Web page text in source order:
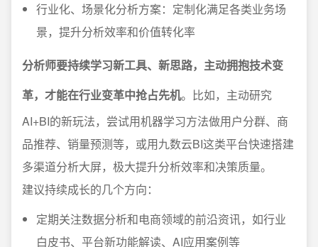
行业化、场景化分析方案：定制化满足各类业务场
景，提升分析效率和价值转化率
分析师要持续学习新工具、新思路，主动拥抱技术变
革，才能在行业变革中抢占先机。比如，主动研究
AI+BI的新玩法，尝试用机器学习方法做用户分群、商
品推荐、销量预测等，或用九数云BI这类平台快速搭建
多渠道分析大屏，极大提升分析效率和决策质量。
建议持续成长的几个方向：
定期关注数据分析和电商领域的前沿资讯，如行业
白皮书、平台新功能解读、AI应用案例等